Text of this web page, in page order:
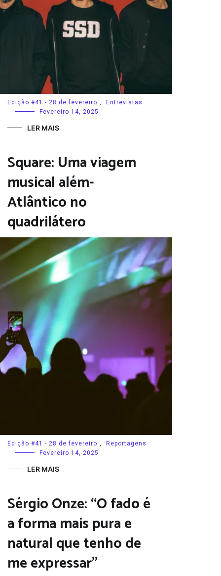
Edição #41 - 28 de fevereiro ,
Entrevistas
Fevereiro 14, 2025
LER MAIS
Square: Uma viagem
musical além-
Atlântico no
quadrilátero
Edição #41 - 28 de fevereiro ,
Reportagens
Fevereiro 14, 2025
LER MAIS
Sérgio Onze: “O fado é
a forma mais pura e
natural que tenho de
me expressar”